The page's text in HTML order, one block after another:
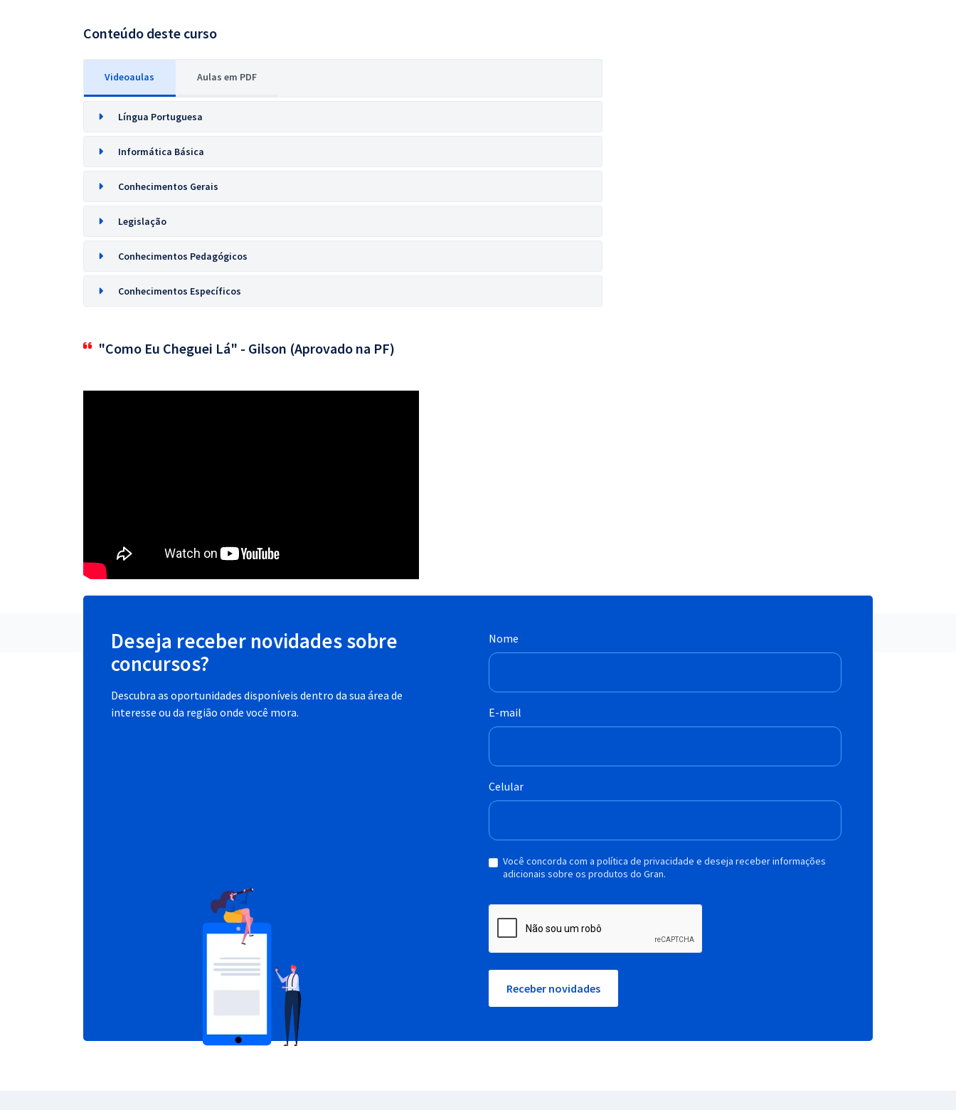
Conteúdo deste curso
Videoaulas Aulas em PDF
Língua Portuguesa
Informática Básica
Conhecimentos Gerais
Legislação
Conhecimentos Pedagógicos
Conhecimentos Específicos
"Como Eu Cheguei Lá" - Gilson (Aprovado na PF)
Deseja receber novidades sobre
concursos?
Descubra as oportunidades disponíveis dentro da sua área de
interesse ou da região onde você mora.
Nome
E-mail
Celular
Você concorda com a política de privacidade e deseja receber informações
adicionais sobre os produtos do Gran.
Receber novidades